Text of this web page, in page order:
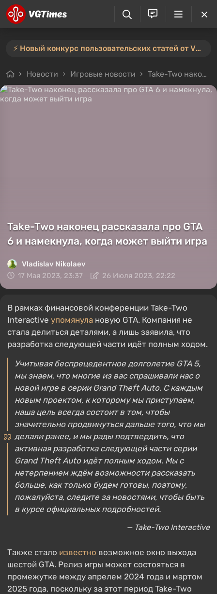
⚡️ Новый конкурс пользовательских статей от VGTimes — участвуйте тут ⚡️
Новости Игровые новости Take-Two наконец рассказала про GTA 6 и намекнула, когда может выйти игра
Take-Two наконец рассказала про GTA
6 и намекнула, когда может выйти игра
Vladislav Nikolaev
17 Мая 2023, 23:37
26 Июля 2023, 22:22
В рамках финансовой конференции Take-Two
Interactive упомянула новую GTA. Компания не
стала делиться деталями, а лишь заявила, что
разработка следующей части идёт полным ходом.
Учитывая беспрецедентное долголетие GTA 5,
мы знаем, что многие из вас спрашивали нас о
новой игре в серии Grand Theft Auto. С каждым
новым проектом, к которому мы приступаем,
наша цель всегда состоит в том, чтобы
значительно продвинуться дальше того, что мы
делали ранее, и мы рады подтвердить, что
активная разработка следующей части серии
Grand Theft Auto идёт полным ходом. Мы с
нетерпением ждём возможности рассказать
больше, как только будем готовы, поэтому,
пожалуйста, следите за новостями, чтобы быть
в курсе официальных подробностей.
— Take-Two Interactive
Также стало известно возможное окно выхода
шестой GTA. Релиз игры может состояться в
промежутке между апрелем 2024 года и мартом
2025 года, поскольку за этот период Take-Two